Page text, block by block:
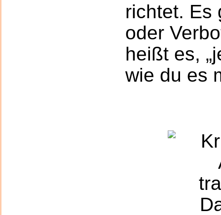
richtet. Es
oder
heißt es,
wie du es